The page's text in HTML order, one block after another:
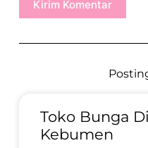
Kirim Komentar
Toko Bunga
Kebumen